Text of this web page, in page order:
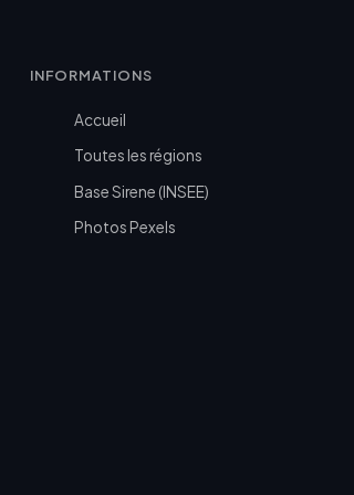
INFORMATIONS
Accueil
Toutes les régions
Base Sirene (INSEE)
Photos Pexels